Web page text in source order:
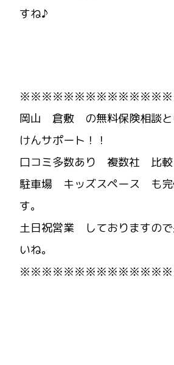
すね♪
岡山 倉敷 の無料保険相談
けんサポート！！
口コミ多数あり 複数社 比較
駐車場 キッズスペース も完
す。
土日祝営業 しておりますの
いね。